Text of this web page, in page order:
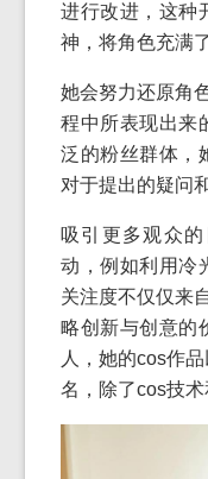
进行改进，这种
神，将角色充满
她会努力还原角
程中所表现出来
泛的粉丝群体，
对于提出的疑问
吸引更多观众
动，例如利用冷
关注度不仅仅来
略创新与创意的
人，她的cos作
名，除了cos技术